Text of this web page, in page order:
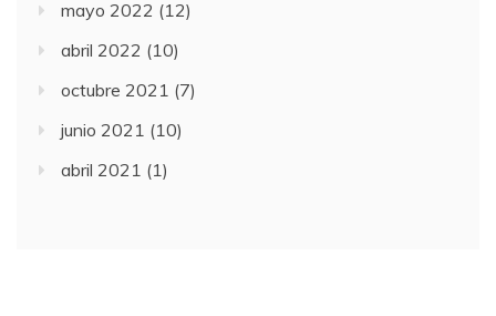
mayo 2022 (12)
abril 2022 (10)
octubre 2021 (7)
junio 2021 (10)
abril 2021 (1)